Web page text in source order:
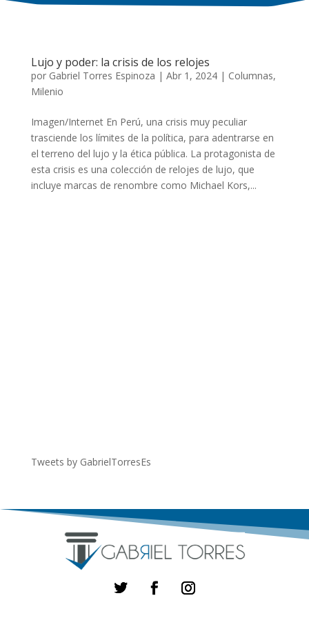
Lujo y poder: la crisis de los relojes
por Gabriel Torres Espinoza | Abr 1, 2024| Columnas,
Milenio
Imagen/Internet En Perú, una crisis muy peculiar
trasciende los límites de la política, para adentrarse en
el terreno del lujo y la ética pública. La protagonista de
esta crisis es una colección de relojes de lujo, que
incluye marcas de renombre como Michael Kors,...
Tweets by GabrielTorresEs